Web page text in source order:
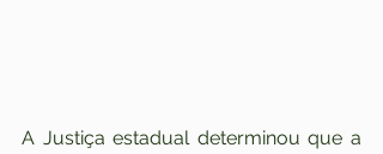
A Justiça estadual determinou que a